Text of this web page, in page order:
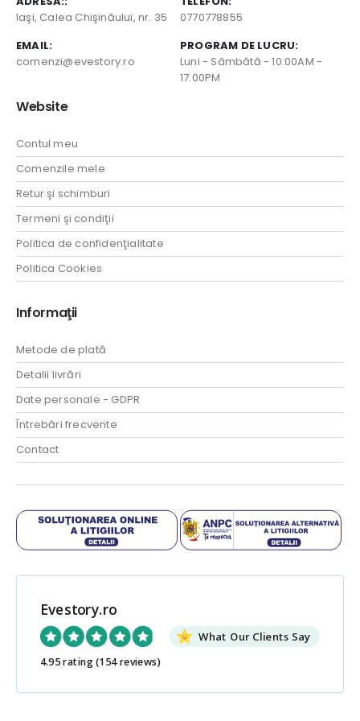
Iaşi, Calea Chişinăului, nr. 35
0770778855
EMAIL:
comenzi@evestory.ro
PROGRAM DE LUCRU:
Luni - Sâmbătă - 10:00AM -
17:00PM
Website
Contul meu
Comenzile mele
Retur şi schimburi
Termeni şi condiţii
Politica de confidenţialitate
Politica Cookies
Informaţii
Metode de plată
Detalii livrări
Date personale - GDPR
Întrebări frecvente
Contact
Evestory.ro
What Our Clients Say
4.95 rating(154 reviews)